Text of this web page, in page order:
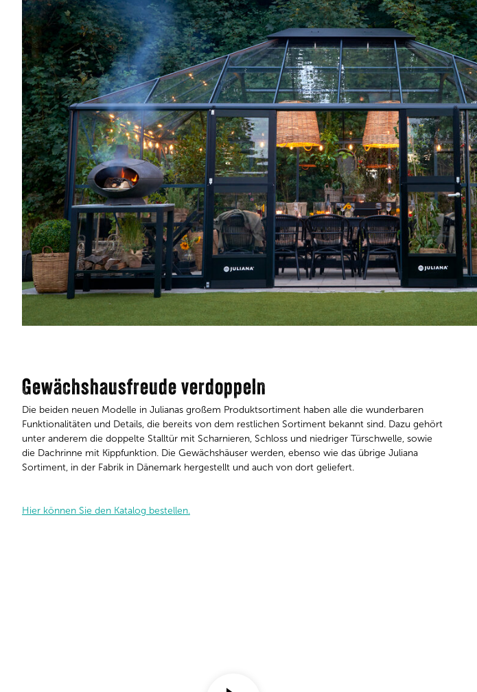
Gewächshausfreude verdoppeln
Die beiden neuen Modelle in Julianas großem Produktsortiment haben alle die wunderbaren
Funktionalitäten und Details, die bereits von dem restlichen Sortiment bekannt sind. Dazu gehört
unter anderem die doppelte Stalltür mit Scharnieren, Schloss und niedriger Türschwelle, sowie
die Dachrinne mit Kippfunktion. Die Gewächshäuser werden, ebenso wie das übrige Juliana
Sortiment, in der Fabrik in Dänemark hergestellt und auch von dort geliefert.
Hier können Sie den Katalog bestellen.